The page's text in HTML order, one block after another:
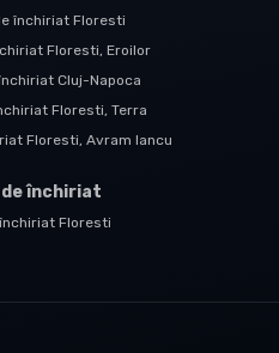
închiriat Floresti
Floresti, Eroilor
Cluj-Napoca
Floresti, Terra
Floresti, Avram Iancu
de închiriat
Floresti